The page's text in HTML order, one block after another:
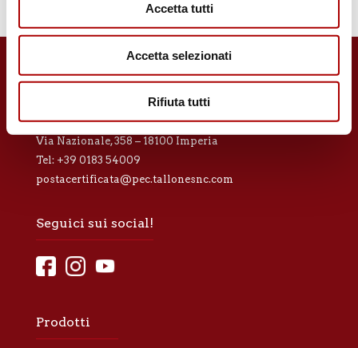
Accetta tutti
Accetta selezionati
Rifiuta tutti
Tallone Luigi & Figli S.n.c.
P.IVA 00243510088
Via Nazionale, 358 – 18100 Imperia
Tel: +39 0183 54009
postacertificata@pec.tallonesnc.com
Seguici sui social!
Prodotti